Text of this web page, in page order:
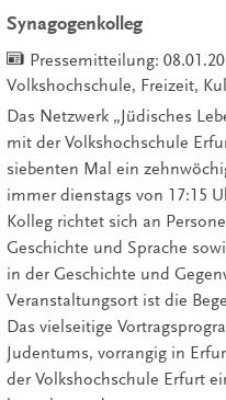
Synagogenkolleg
Pressemitteilung:
Volkshochschule, Freizeit,
Das Netzwerk „Jüdisches
mit der Volkshochschule
siebenten Mal ein
immer dienstags von 17:15
Kolleg richtet sich an
Geschichte und Sprache
in der Geschichte und
Veranstaltungsort ist die
Das vielseitige
Judentums, vorrangig in
der Volkshochschule Erfurt